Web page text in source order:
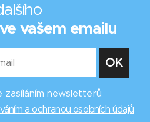
vašem emailu
zasíláním newsletterů
a ochranou osobních údajů